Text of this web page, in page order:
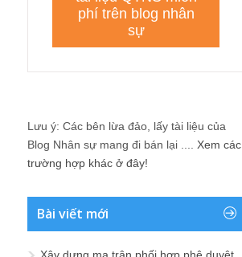
Lưu ý: Các bên lừa đảo, lấy tài liệu của
Blog Nhân sự mang đi bán lại .... Xem các
trường hợp khác ở đây!
Bài viết mới